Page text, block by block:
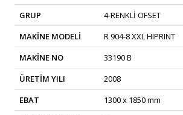
GRUP
4-RENKLİ OFSET
MAKİNE MODELİ
R 904-8 XXL HIPRINT
MAKİNE NO
33190 B
ÜRETİM YILI
2008
EBAT
1300 x 1850 mm